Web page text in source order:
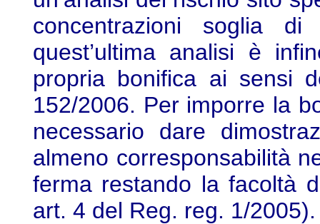
concentrazioni soglia
quest’ultima analisi è
propria bonifica ai sensi
152/2006. Per imporre la
necessario dare
almeno corresponsabilità
ferma restando la facoltà
art. 4 del Reg. reg. 1/2005).